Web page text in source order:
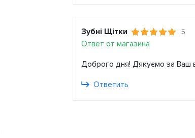
Зубні Щітки 5
Ответ от магазина
Доброго дня! Дякуємо за Ваш
Ответить